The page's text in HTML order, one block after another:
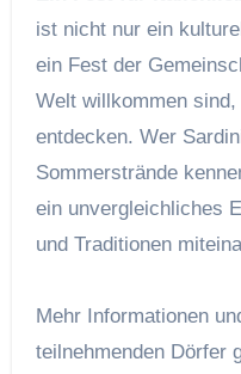
ist nicht nur ein
ein Fest der
Welt willkommen
entdecken. Wer
Sommerstrände
ein unvergleichliches
und Traditionen
Mehr Informationen
teilnehmenden Dörfer